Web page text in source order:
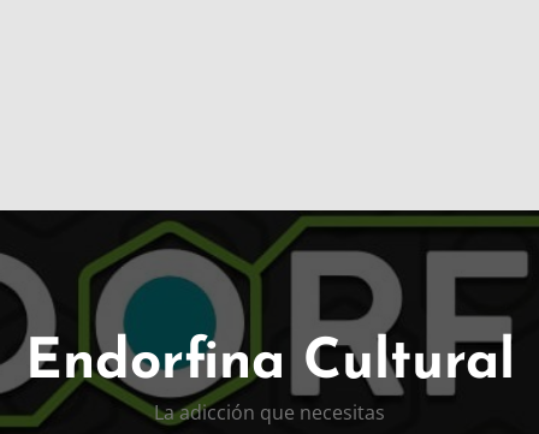
Endorfina Cultural
La adicción que necesitas